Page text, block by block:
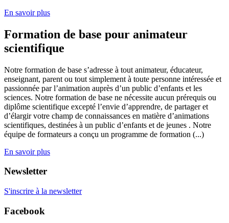
En savoir plus
Formation de base pour animateur
scientifique
Notre formation de base s’adresse à tout animateur, éducateur,
enseignant, parent ou tout simplement à toute personne intéressée et
passionnée par l’animation auprès d’un public d’enfants et les
sciences. Notre formation de base ne nécessite aucun prérequis ou
diplôme scientifique excepté l’envie d’apprendre, de partager et
d’élargir votre champ de connaissances en matière d’animations
scientifiques, destinées à un public d’enfants et de jeunes . Notre
équipe de formateurs a conçu un programme de formation (...)
En savoir plus
Newsletter
S'inscrire à la newsletter
Facebook